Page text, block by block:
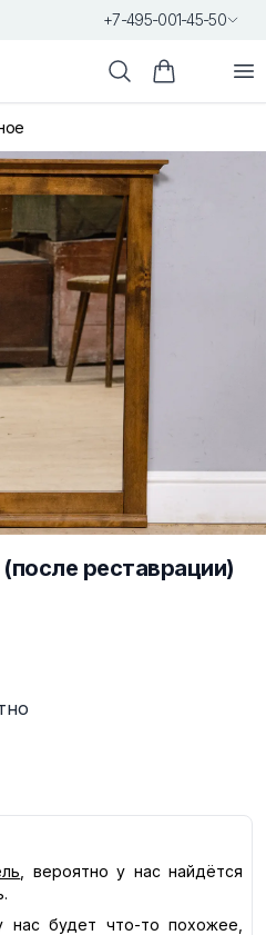
+7-495-001-45-50
ПоискКорзина
реставрации)
, вероятно у нас найдётся
будет что-то похожее,